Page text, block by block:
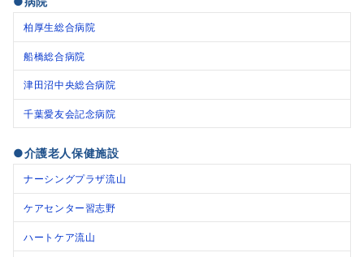
柏厚生総合病院
船橋総合病院
津田沼中央総合病院
千葉愛友会記念病院
●介護老人保健施設
ナーシングプラザ流山
ケアセンター習志野
ハートケア流山